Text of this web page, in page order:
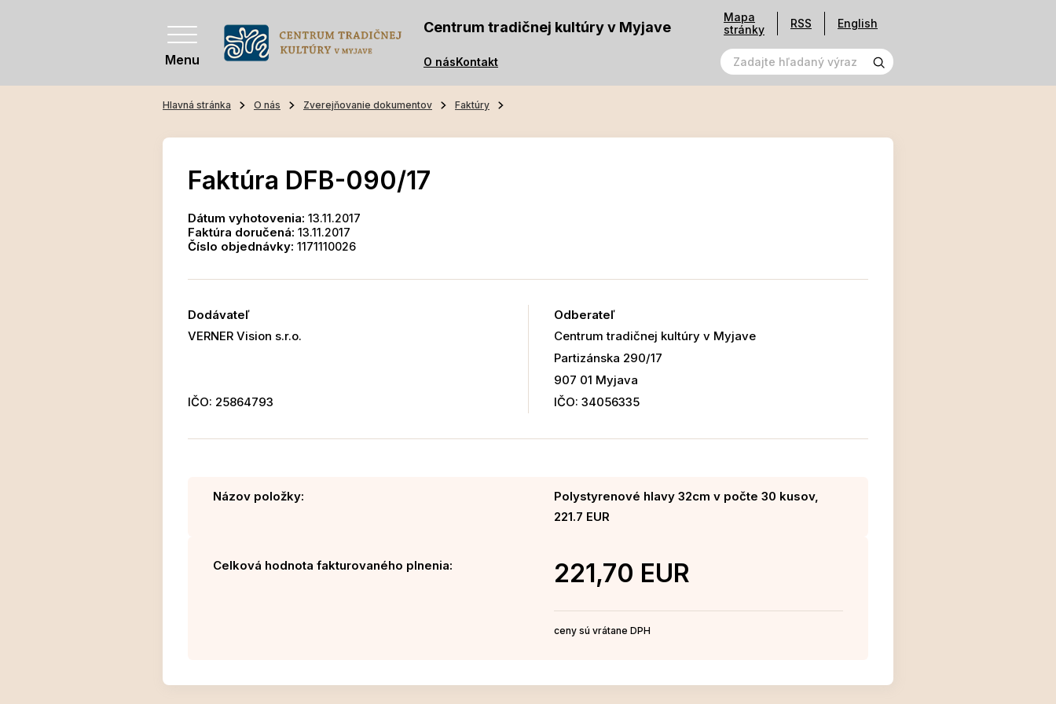
Menu
Centrum tradičnej kultúry v Myjave
O násKontakt
Mapa
stránky
RSS English
Hlavná stránka O nás Zverejňovanie dokumentov Faktúry
Faktúra DFB-090/17
Dátum vyhotovenia: 13.11.2017
Faktúra doručená: 13.11.2017
Číslo objednávky: 1171110026
Dodávateľ
VERNER Vision s.r.o.
IČO: 25864793
Odberateľ
Centrum tradičnej kultúry v Myjave
Partizánska 290/17
907 01 Myjava
IČO: 34056335
Názov položky:
Polystyrenové hlavy 32cm v počte 30 kusov,
221.7 EUR
Celková hodnota fakturovaného plnenia: 221,70 EUR
ceny sú vrátane DPH